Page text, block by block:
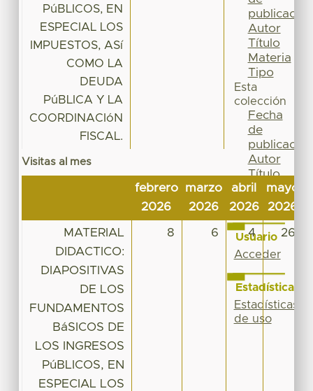
PúBLICOS, EN
ESPECIAL LOS
IMPUESTOS, ASí
COMO LA
DEUDA
PúBLICA Y LA
COORDINACIóN
FISCAL.
Visitas al mes
febrero
2026
marzo
2026
abril
2026
mayo
2026
MATERIAL
DIDACTICO:
DIAPOSITIVAS
DE LOS
FUNDAMENTOS
BáSICOS DE
LOS INGRESOS
PúBLICOS, EN
ESPECIAL LOS
8 6 4 26
publicación
Autor
Título
Materia
Tipo
Esta
colección
Fecha
de
publicación
Autor
Título
Materia
Tipo
Usuario
Acceder
Estadísticas
Estadísticas
de uso